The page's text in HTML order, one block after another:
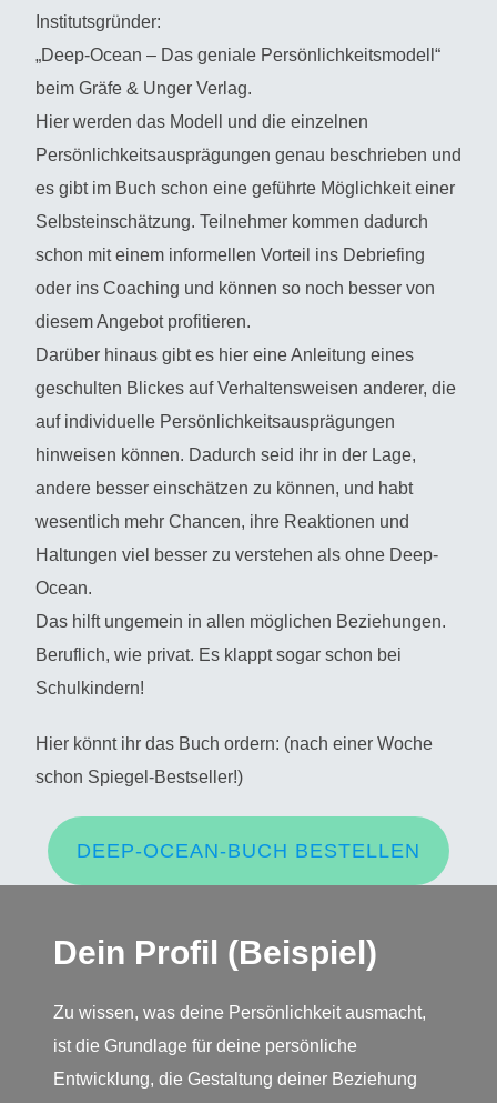
Institutsgründer:
„Deep-Ocean – Das geniale Persönlichkeitsmodell“
beim Gräfe & Unger Verlag.
Hier werden das Modell und die einzelnen
Persönlichkeitsausprägungen genau beschrieben und
es gibt im Buch schon eine geführte Möglichkeit einer
Selbsteinschätzung. Teilnehmer kommen dadurch
schon mit einem informellen Vorteil ins Debriefing
oder ins Coaching und können so noch besser von
diesem Angebot profitieren.
Darüber hinaus gibt es hier eine Anleitung eines
geschulten Blickes auf Verhaltensweisen anderer, die
auf individuelle Persönlichkeitsausprägungen
hinweisen können. Dadurch seid ihr in der Lage,
andere besser einschätzen zu können, und habt
wesentlich mehr Chancen, ihre Reaktionen und
Haltungen viel besser zu verstehen als ohne Deep-
Ocean.
Das hilft ungemein in allen möglichen Beziehungen.
Beruflich, wie privat. Es klappt sogar schon bei
Schulkindern!
Hier könnt ihr das Buch ordern: (nach einer Woche
schon Spiegel-Bestseller!)
DEEP-OCEAN-BUCH BESTELLEN
Dein Profil (Beispiel)
Zu wissen, was deine Persönlichkeit ausmacht,
ist die Grundlage für deine persönliche
Entwicklung, die Gestaltung deiner Beziehung